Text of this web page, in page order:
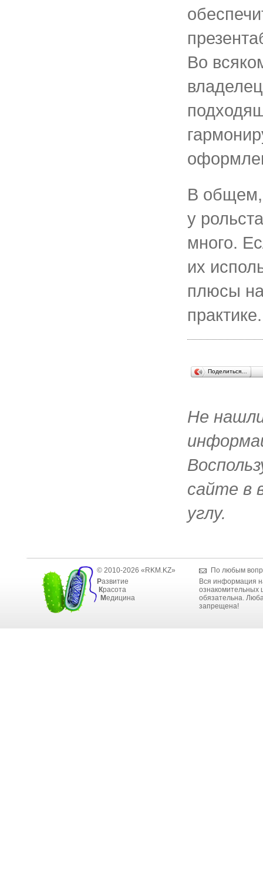
Во
В общем,
у
много.
их
плюсы
практике.
Поделиться…
Не
сайте в
углу.
© 2010-2026 «RKM.KZ»
Развитие
Красота
Медицина
По любым
Вся информация
ознакомительных
обязательна.
запрещена!